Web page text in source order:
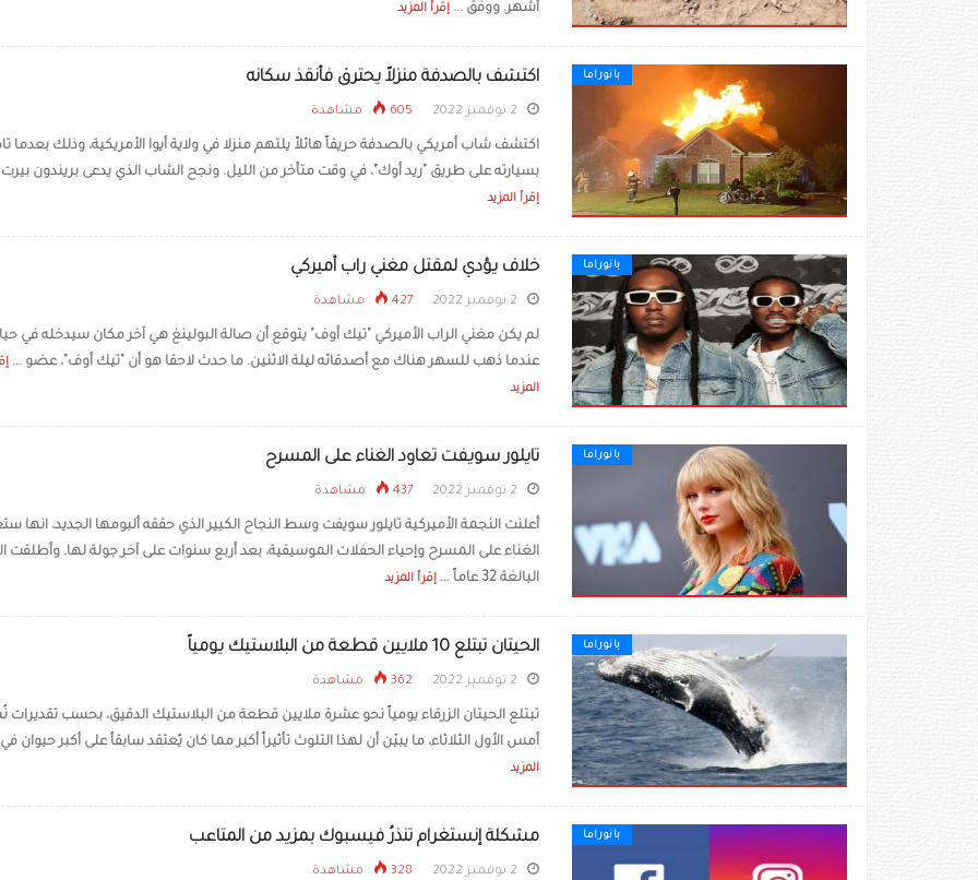
أشهر. ووفق ... إقرأ المزيد
بانوراما اكتشف بالصدفة منزلاً يحترق فأنقذ سكانه
605 مشاهدة
اكتشف شاب أمريكي بالصدفة حريقاً هائلاً يلتهم منزلا في ولاية أيوا الأمريكية، وذلك بعدما
بسيارته على طريق "ريد أوك"، في وقت متأخر من الليل. ونجح الشاب الذي يدعى بريندون
إقرأ المزيد
بانوراما خلاف يؤدي لمقتل مغني راب أميركي
427 مشاهدة
لم يكن مغني الراب الأميركي "تيك أوف" يتوقع أن صالة البولينغ هي آخر مكان سيدخله في
عندما ذهب للسهر هناك مع أصدقائه ليلة الاثنين. ما حدث لاحقا هو أن "تيك أوف"، عضو ...
المزيد
بانوراما تايلور سويفت تعاود الغناء على المسرح
437 مشاهدة
أعلنت النجمة الأميركية تايلور سويفت وسط النجاح الكبير الذي حققه ألبومها الجديد، انها
الغناء على المسرح وإحياء الحفلات الموسيقية، بعد أربع سنوات على آخر جولة لها. وأطلقت
البالغة 32 عاماً ...
إقرأ المزيد
بانوراما الحيتان تبتلع 10 ملايين قطعة من البلاستيك يومياً
362 مشاهدة
تبتلع الحيتان الزرقاء يومياً نحو عشرة ملايين قطعة من البلاستيك الدقيق، بحسب تقديرات
أمس الأول الثلاثاء، ما يبيّن أن لهذا التلوث تأثيراً أكبر مما كان يُعتقد سابقاُ على أكبر حيوان
المزيد
بانوراما مشكلة إنستغرام تنذرُ فيسبوك بمزيد من المتاعب
328 مشاهدة